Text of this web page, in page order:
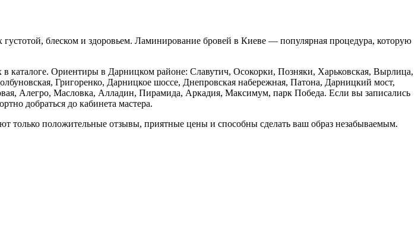
густотой, блеском и здоровьем. Ламинирование бровей в Киеве — популярная процедура, которую
каталоге. Ориентиры в Дарницком районе: Славутич, Осокорки, Позняки, Харьковская, Вырлица,
Григоренко, Дарницкое шоссе, Днепровская набережная, Патона, Дарницкий мост,
Алегро, Масловка, Алладин, Пирамида, Аркадия, Максимум, парк Победа. Если вы записались
добраться до кабинета мастера.
только положительные отзывы, приятные цены и способны сделать ваш образ незабываемым.